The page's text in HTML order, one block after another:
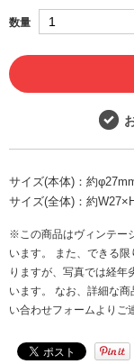
数量
サイズ(本体)： 約
サイズ(全体)： 約
※この商品はヴィンテー
います。 また、できる
りますが、写真では経年
います。 なお、詳細な
い合わせフォームよりご